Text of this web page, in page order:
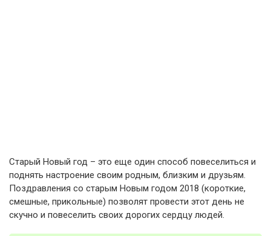
Старый Новый год – это еще один способ повеселиться и
поднять настроение своим родным, близким и друзьям.
Поздравления со старым Новым годом 2018 (короткие,
смешные, прикольные) позволят провести этот день не
скучно и повеселить своих дорогих сердцу людей.